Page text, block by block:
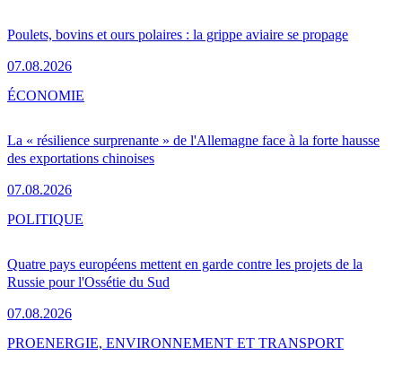
Poulets, bovins et ours polaires : la grippe aviaire se propage
07.08.2026
La « résilience surprenante » de l'Allemagne face à la forte hausse
des exportations chinoises
07.08.2026
ÉCONOMIE
Quatre pays européens mettent en garde contre les projets de la
Russie pour l'Ossétie du Sud
07.08.2026
POLITIQUE
PROENERGIE, ENVIRONNEMENT ET TRANSPORT